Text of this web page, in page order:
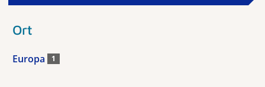
Ort
Europa 1